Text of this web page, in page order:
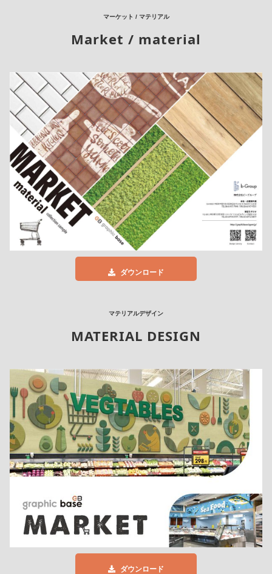
マーケット / マテリアル
Market / material
ダウンロード
マテリアルデザイン
MATERIAL DESIGN
ダウンロード